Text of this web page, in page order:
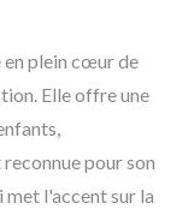
en plein cœur de
Elle offre une
pour son
l'accent sur la